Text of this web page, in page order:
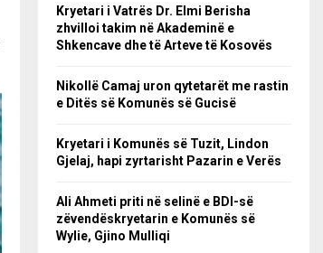
Kryetari i Vatrës Dr. Elmi Berisha
zhvilloi takim në Akademinë e
Shkencave dhe të Arteve të Kosovës
Nikollë Camaj uron qytetarët me rastin
e Ditës së Komunës së Gucisë
Kryetari i Komunës së Tuzit, Lindon
Gjelaj, hapi zyrtarisht Pazarin e Verës
Ali Ahmeti priti në selinë e BDI-së
zëvendëskryetarin e Komunës së
Wylie, Gjino Mulliqi